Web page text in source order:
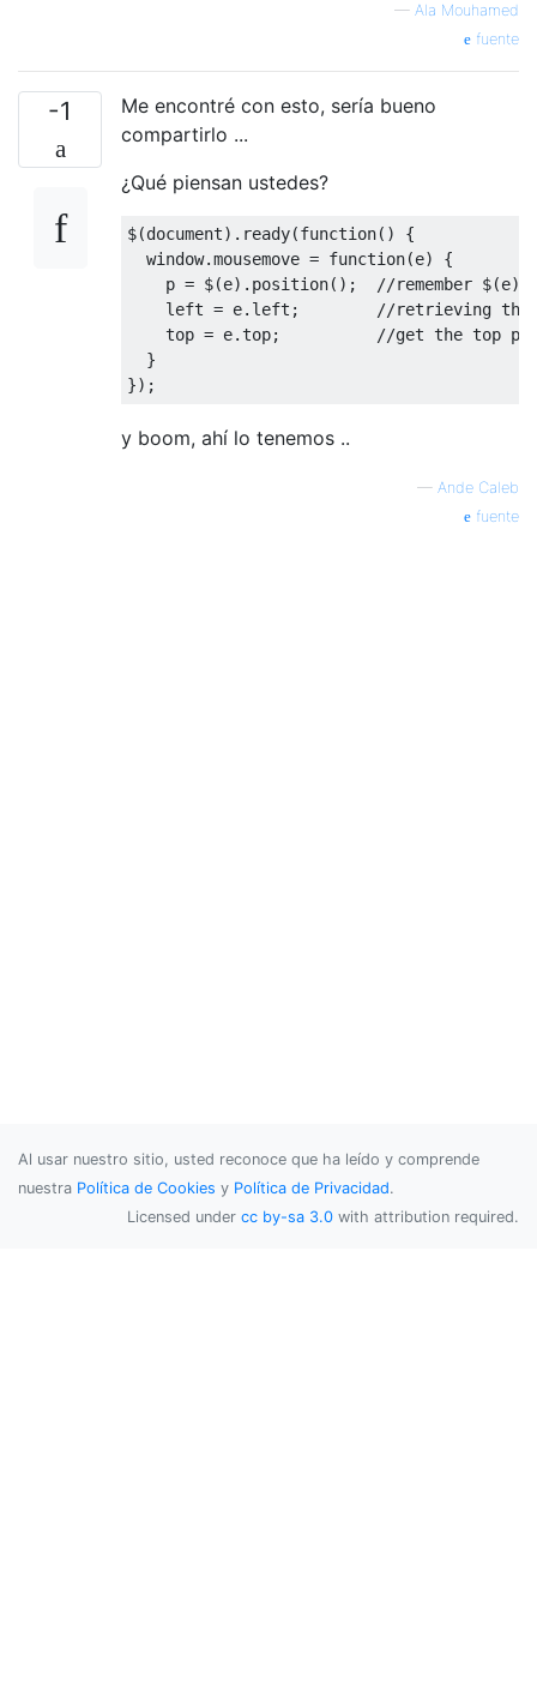
— Ala Mouhamed
fuente
-1
Me encontré con esto, sería bueno
compartirlo ...
¿Qué piensan ustedes?
$(document). ready(function()
{
  window
.mousemove = function(e)
{
    p
= $(e). position();
//remember
    left
= e. left ;
//retrieving
    top
= e.top;
//get the top
}
});
y boom, ahí lo tenemos ..
— Ande Caleb
fuente
Al usar nuestro sitio, usted reconoce que ha leído y comprende
nuestra Política de Cookies y Política de Privacidad.
Licensed under cc by-sa 3.0 with attribution required.